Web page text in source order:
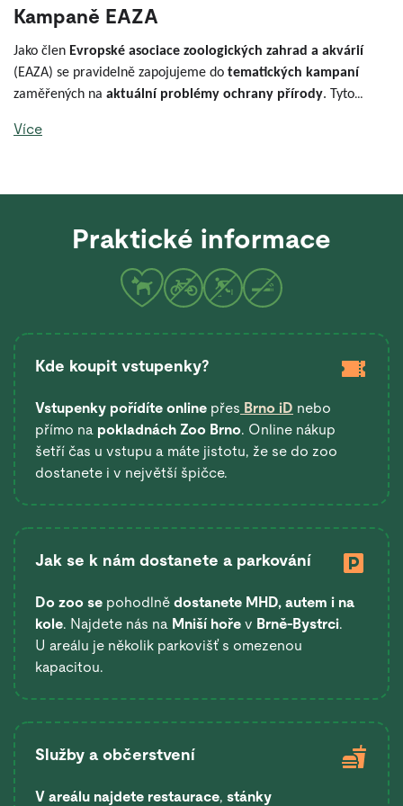
Kampaně EAZA
Jako člen Evropské asociace zoologických zahrad a akvárií
(EAZA) se pravidelně zapojujeme do tematických kampaní
zaměřených na aktuální problémy ochrany přírody. Tyto
přibližují návštěvníkům konkrétní druhy i výzvy, kterým čelí.
Více
Praktické informace
Kde koupit vstupenky?
Vstupenky pořídíte online přes Brno iD nebo
přímo na pokladnách Zoo Brno. Online nákup
šetří čas u vstupu a máte jistotu, že se do zoo
dostanete i v největší špičce.
Jak se k nám dostanete a parkování
Do zoo se pohodlně dostanete MHD, autem i na
kole. Najdete nás na Mniší hoře v Brně-Bystrci.
U areálu je několik parkovišť s omezenou
kapacitou.
Služby a občerstvení
V areálu najdete restaurace, stánky